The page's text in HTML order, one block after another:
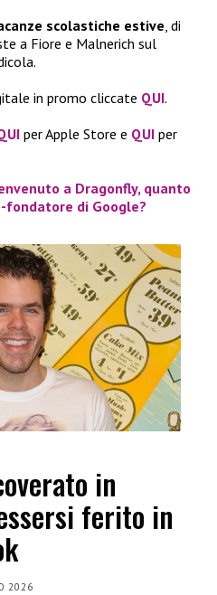
scolastiche estive, di
a Fiore e Malnerich sul
in promo cliccate QUI.
per Apple Store e QUI per
a Dragonfly, quanto
fondatore di Google?
in
ferito in
2026